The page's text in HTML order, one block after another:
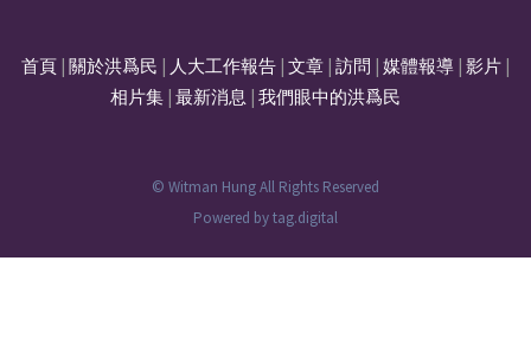
首頁 關於洪爲民 人大工作報告 文章 訪問 媒體報導 影片
相片集| 最新消息 我們眼中的洪爲民
© Witman Hung All Rights Reserved
Powered bytag.digital